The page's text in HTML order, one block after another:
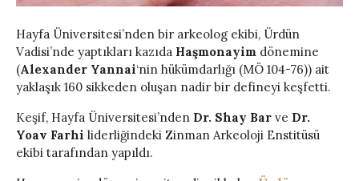
Hayfa Üniversitesi’nden bir arkeolog ekibi, Ürdün
Vadisi’nde yaptıkları kazıda Haşmonayim dönemine
(Alexander Yannai‘nin hükümdarlığı (MÖ 104-76)) ait
yaklaşık 160 sikkeden oluşan nadir bir defineyi keşfetti.
Keşif, Hayfa Üniversitesi’nden Dr. Shay Bar ve Dr.
Yoav Farhi liderliğindeki Zinman Arkeoloji Enstitüsü
ekibi tarafından yapıldı.